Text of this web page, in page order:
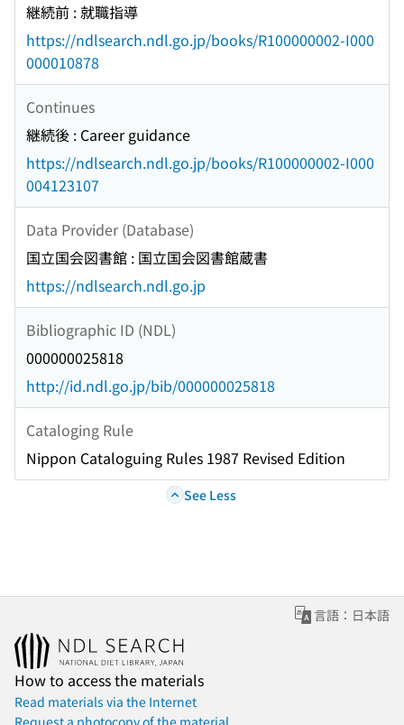
継続前 : 就職指導
https://ndlsearch.ndl.go.jp/books/R100000002-I000
000010878
Continues
継続後 : Career guidance
https://ndlsearch.ndl.go.jp/books/R100000002-I000
004123107
Data Provider (Database)
国立国会図書館 : 国立国会図書館蔵書
https://ndlsearch.ndl.go.jp
Bibliographic ID (NDL)
000000025818
http://id.ndl.go.jp/bib/000000025818
Cataloging Rule
Nippon Cataloguing Rules 1987 Revised Edition
See Less
言語：日本語
How to access the materials
Read materials via the Internet